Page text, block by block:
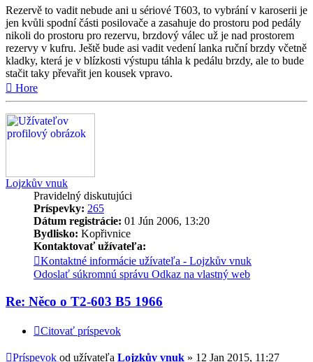
Rezervě to vadit nebude ani u sériové T603, to vybrání v karoserii je
jen kvůli spodní části posilovače a zasahuje do prostoru pod pedály
nikoli do prostoru pro rezervu, brzdový válec už je nad prostorem
rezervy v kufru. Ještě bude asi vadit vedení lanka ruční brzdy včetně
kladky, která je v blízkosti výstupu táhla k pedálu brzdy, ale to bude
stačit taky převařit jen kousek vpravo.
Hore
Lojzkův vnuk
Pravidelný diskutujúci
Príspevky: 265
Dátum registrácie: 01 Jún 2006, 13:20
Bydlisko: Kopřivnice
Kontaktovať užívateľa:
Kontaktné informácie užívateľa - Lojzkův vnuk
Odoslať súkromnú správu Odkaz na vlastný web
Re: Něco o T2-603 B5 1966
Citovať príspevok
Príspevok od užívateľa Lojzkův vnuk » 12 Jan 2015, 11:27